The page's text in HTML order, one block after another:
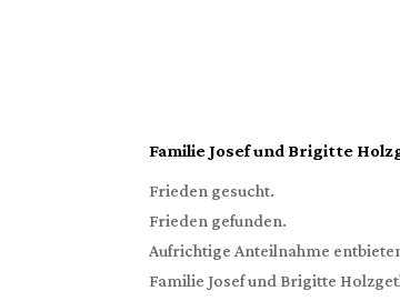
Familie Josef und Brigitte
Frieden gesucht.
Frieden gefunden.
Aufrichtige Anteilnahme
Familie Josef und Brigitte